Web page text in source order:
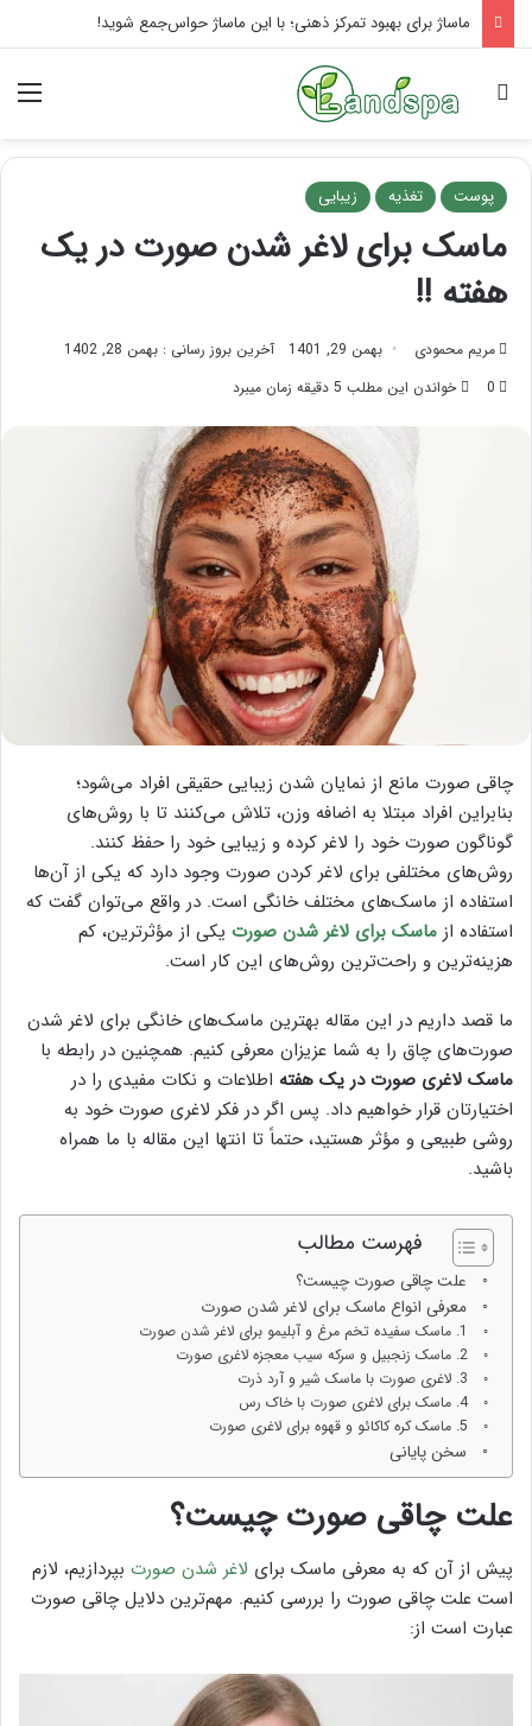
ماساژ برای بهبود تمرکز ذهنی؛ با این ماساژ حواس‌جمع شوید!
جستجو برای
پوست تغذیه زیبایی
ماسک برای لاغر شدن صورت در یک
هفته !!
مریم محمودی بهمن 29, 1401
آخرین بروز رسانی : بهمن 28, 1402
0
خواندن این مطلب 5 دقیقه زمان میبرد
چاقی صورت مانع از نمایان شدن زیبایی حقیقی افراد می‌شود؛
بنابراین افراد مبتلا به اضافه وزن، تلاش می‌کنند تا با روش‌های
گوناگون صورت خود را لاغر کرده و زیبایی خود را حفظ کنند.
روش‌های مختلفی برای لاغر کردن صورت وجود دارد که یکی از آن‌ها
استفاده از ماسک‌های مختلف خانگی است. در واقع می‌توان گفت که
استفاده از ماسک برای لاغر شدن صورت یکی از مؤثرترین، کم
هزینه‌ترین و راحت‌ترین روش‌های این کار است.
ما قصد داریم در این مقاله بهترین ماسک‌های خانگی برای لاغر شدن
صورت‌های چاق را به شما عزیزان معرفی کنیم. همچنین در رابطه با
ماسک لاغری صورت در یک هفته اطلاعات و نکات مفیدی را در
اختیارتان قرار خواهیم داد. پس اگر در فکر لاغری صورت خود به
روشی طبیعی و مؤثر هستید، حتماً تا انتها این مقاله با ما همراه
باشید.
فهرست مطالب
علت چاقی صورت چیست؟
معرفی انواع ماسک برای لاغر شدن صورت
1. ماسک سفیده تخم مرغ و آبلیمو برای لاغر شدن صورت
2. ماسک زنجبیل و سرکه سیب معجزه لاغری صورت
3. لاغری صورت با ماسک شیر و آرد ذرت
4. ماسک برای لاغری صورت با خاک رس
5. ماسک کره کاکائو و قهوه برای لاغری صورت
سخن پایانی
علت چاقی صورت چیست؟
پیش از آن که به معرفی ماسک برای لاغر شدن صورت بپردازیم، لازم
است علت چاقی صورت را بررسی کنیم. مهم‌ترین دلایل چاقی صورت
عبارت است از: